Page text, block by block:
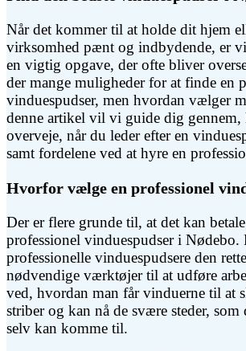
Når det kommer til at holde dit hjem
virksomhed pænt og indbydende, er
en vigtig opgave, der ofte bliver
der mange muligheder for at finde en
vinduespudser, men hvordan vælger
denne artikel vil vi guide dig gennem,
overveje, når du leder efter en
samt fordelene ved at hyre en
Hvorfor vælge en professionel
Der er flere grunde til, at det kan
professionel vinduespudser i Nødebo.
professionelle vinduespudsere den
nødvendige værktøjer til at udføre
ved, hvordan man får vinduerne til at
striber og kan nå de svære steder, som
selv kan komme til.